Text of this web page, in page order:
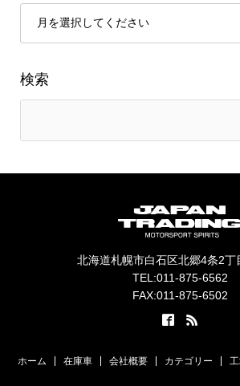
検索
北海道札幌市白石区北郷4条2丁
TEL:011-875-6562
FAX:011-875-6502
ホーム 在庫車 会社概要 カテゴリー